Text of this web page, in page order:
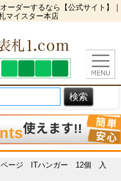
ーダーするなら【公式サイト】｜
マイスター本店
ページ ITハンガー 12個 入